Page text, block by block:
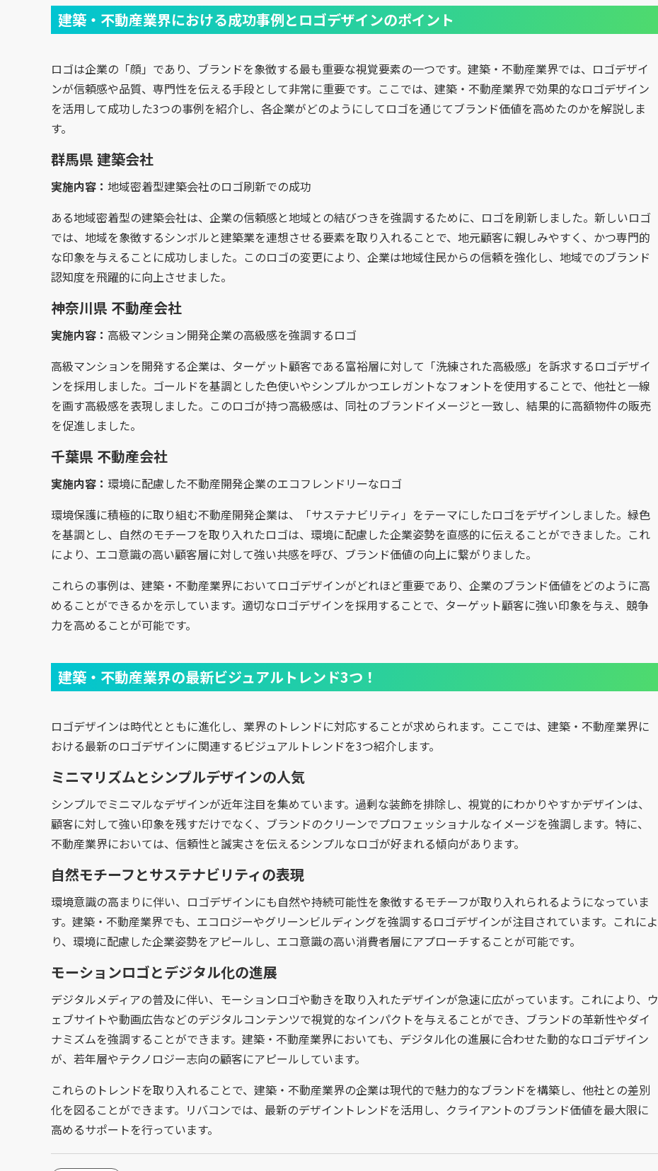
建築・不動産業界における成功事例とロゴデザインのポイント
ロゴは企業の「顔」であり、ブランドを象徴する最も重要な視覚要素の一つです。建築・不動産業界では、ロゴデザイ
ンが信頼感や品質、専門性を伝える手段として非常に重要です。ここでは、建築・不動産業界で効果的なロゴデザイン
を活用して成功した3つの事例を紹介し、各企業がどのようにしてロゴを通じてブランド価値を高めたのかを解説しま
す。
群馬県 建築会社
実施内容： 地域密着型建築会社のロゴ刷新での成功
ある地域密着型の建築会社は、企業の信頼感と地域との結びつきを強調するために、ロゴを刷新しました。新しいロゴ
では、地域を象徴するシンボルと建築業を連想させる要素を取り入れることで、地元顧客に親しみやすく、かつ専門的
な印象を与えることに成功しました。このロゴの変更により、企業は地域住民からの信頼を強化し、地域でのブランド
認知度を飛躍的に向上させました。
神奈川県 不動産会社
実施内容： 高級マンション開発企業の高級感を強調するロゴ
高級マンションを開発する企業は、ターゲット顧客である富裕層に対して「洗練された高級感」を訴求するロゴデザイ
ンを採用しました。ゴールドを基調とした色使いやシンプルかつエレガントなフォントを使用することで、他社と一線
を画す高級感を表現しました。このロゴが持つ高級感は、同社のブランドイメージと一致し、結果的に高額物件の販売
を促進しました。
千葉県 不動産会社
実施内容： 環境に配慮した不動産開発企業のエコフレンドリーなロゴ
環境保護に積極的に取り組む不動産開発企業は、「サステナビリティ」をテーマにしたロゴをデザインしました。緑色
を基調とし、自然のモチーフを取り入れたロゴは、環境に配慮した企業姿勢を直感的に伝えることができました。これ
により、エコ意識の高い顧客層に対して強い共感を呼び、ブランド価値の向上に繋がりました。
これらの事例は、建築・不動産業界においてロゴデザインがどれほど重要であり、企業のブランド価値をどのように高
めることができるかを示しています。適切なロゴデザインを採用することで、ターゲット顧客に強い印象を与え、競争
力を高めることが可能です。
建築・不動産業界の最新ビジュアルトレンド3つ！
ロゴデザインは時代とともに進化し、業界のトレンドに対応することが求められます。ここでは、建築・不動産業界に
おける最新のロゴデザインに関連するビジュアルトレンドを3つ紹介します。
ミニマリズムとシンプルデザインの人気
シンプルでミニマルなデザインが近年注目を集めています。過剰な装飾を排除し、視覚的にわかりやすかデザインは、
顧客に対して強い印象を残すだけでなく、ブランドのクリーンでプロフェッショナルなイメージを強調します。特に、
不動産業界においては、信頼性と誠実さを伝えるシンプルなロゴが好まれる傾向があります。
自然モチーフとサステナビリティの表現
環境意識の高まりに伴い、ロゴデザインにも自然や持続可能性を象徴するモチーフが取り入れられるようになっていま
す。建築・不動産業界でも、エコロジーやグリーンビルディングを強調するロゴデザインが注目されています。これによ
り、環境に配慮した企業姿勢をアピールし、エコ意識の高い消費者層にアプローチすることが可能です。
モーションロゴとデジタル化の進展
デジタルメディアの普及に伴い、モーションロゴや動きを取り入れたデザインが急速に広がっています。これにより、ウ
ェブサイトや動画広告などのデジタルコンテンツで視覚的なインパクトを与えることができ、ブランドの革新性やダイ
ナミズムを強調することができます。建築・不動産業界においても、デジタル化の進展に合わせた動的なロゴデザイン
が、若年層やテクノロジー志向の顧客にアピールしています。
これらのトレンドを取り入れることで、建築・不動産業界の企業は現代的で魅力的なブランドを構築し、他社との差別
化を図ることができます。リバコンでは、最新のデザイントレンドを活用し、クライアントのブランド価値を最大限に
高めるサポートを行っています。